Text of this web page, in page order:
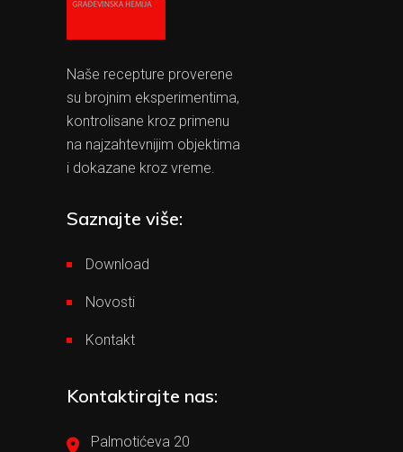
Naše recepture proverene
su brojnim eksperimentima,
kontrolisane kroz primenu
na najzahtevnijim objektima
i dokazane kroz vreme.
Saznajte više:
Download
Novosti
Kontakt
Kontaktirajte nas:
Palmotićeva 20